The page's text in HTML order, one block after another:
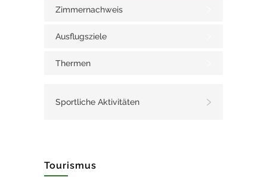
Zimmernachweis
Ausflugsziele
Thermen
Sportliche Aktivitäten
Tourismus